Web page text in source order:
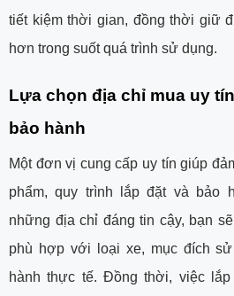
tiết kiệm thời gian, đồng thời giữ
hơn trong suốt quá trình sử dụng.
Lựa chọn địa chỉ mua uy
bảo hành
Một đơn vị cung cấp uy tín giúp
phẩm, quy trình lắp đặt và bảo
những địa chỉ đáng tin cậy, bạn
phù hợp với loại xe, mục đích
hành thực tế. Đồng thời, việc